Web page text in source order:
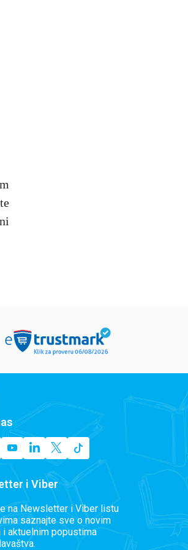
i Viber
na Newsletter i Viber listu
saznajte sve o novim
i aktuelnim popustima